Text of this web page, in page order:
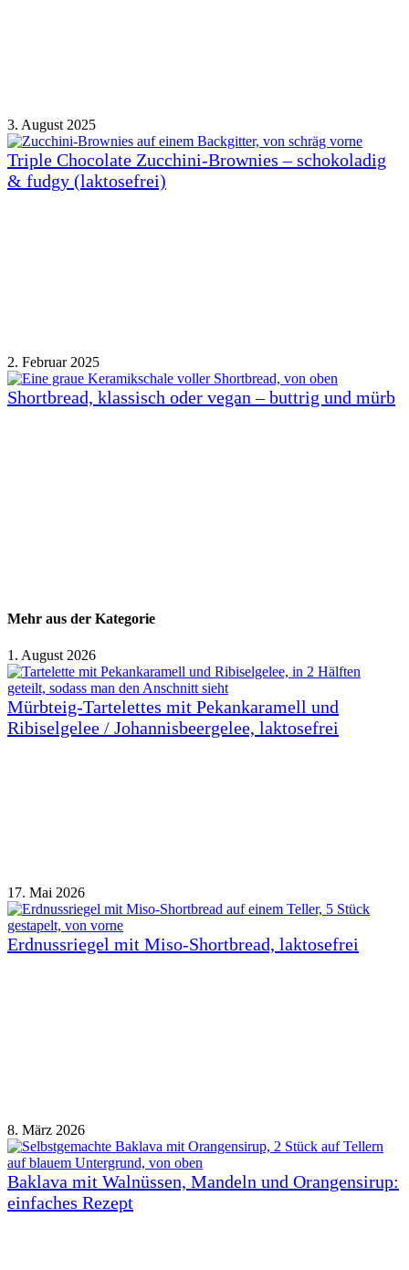
3. August 2025
Triple Chocolate Zucchini-Brownies – schokoladig
& fudgy (laktosefrei)
2. Februar 2025
Shortbread, klassisch oder vegan – buttrig und mürb
Mehr aus der Kategorie
1. August 2026
Mürbteig-Tartelettes mit Pekankaramell und
Ribiselgelee / Johannisbeergelee, laktosefrei
17. Mai 2026
Erdnussriegel mit Miso-Shortbread, laktosefrei
8. März 2026
Baklava mit Walnüssen, Mandeln und Orangensirup:
einfaches Rezept